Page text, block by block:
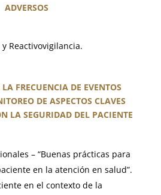
ADVERSOS
Reactivovigilancia.
FRECUENCIA DE EVENTOS
DE ASPECTOS CLAVES
LA SEGURIDAD DEL PACIENTE
– “Buenas prácticas para
en la atención en salud”.
en el contexto de la